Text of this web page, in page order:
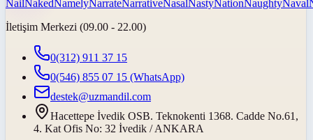
NailNakedNamelyNarrateNarrativeNasalNastyNationNaughtyNaval
İletişim Merkezi (09.00 - 22.00)
0(312) 911 37 15
0(546) 855 07 15 (WhatsApp)
destek@uzmandil.com
Hacettepe İvedik OSB. Teknokenti 1368. Cadde No.61,
4. Kat Ofis No: 32 İvedik / ANKARA